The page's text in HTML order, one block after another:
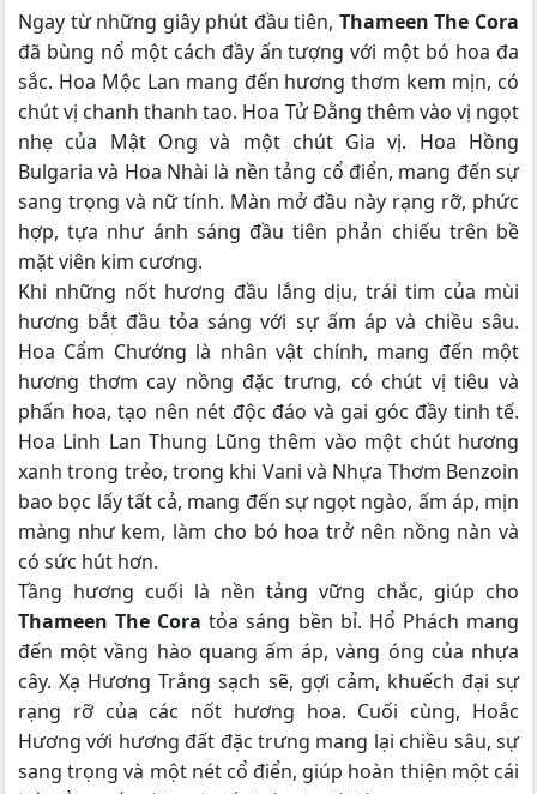
Ngay từ những giây phút đầu tiên, Thameen The Cora
đã bùng nổ một cách đầy ấn tượng với một bó hoa đa
sắc. Hoa Mộc Lan mang đến hương thơm kem mịn, có
chút vị chanh thanh tao. Hoa Tử Đằng thêm vào vị ngọt
nhẹ của Mật Ong và một chút Gia vị. Hoa Hồng
Bulgaria và Hoa Nhài là nền tảng cổ điển, mang đến sự
sang trọng và nữ tính. Màn mở đầu này rạng rỡ, phức
hợp, tựa như ánh sáng đầu tiên phản chiếu trên bề
mặt viên kim cương.
Khi những nốt hương đầu lắng dịu, trái tim của mùi
hương bắt đầu tỏa sáng với sự ấm áp và chiều sâu.
Hoa Cẩm Chướng là nhân vật chính, mang đến một
hương thơm cay nồng đặc trưng, có chút vị tiêu và
phấn hoa, tạo nên nét độc đáo và gai góc đầy tinh tế.
Hoa Linh Lan Thung Lũng thêm vào một chút hương
xanh trong trẻo, trong khi Vani và Nhựa Thơm Benzoin
bao bọc lấy tất cả, mang đến sự ngọt ngào, ấm áp, mịn
màng như kem, làm cho bó hoa trở nên nồng nàn và
có sức hút hơn.
Tầng hương cuối là nền tảng vững chắc, giúp cho
Thameen The Cora tỏa sáng bền bỉ. Hổ Phách mang
đến một vầng hào quang ấm áp, vàng óng của nhựa
cây. Xạ Hương Trắng sạch sẽ, gợi cảm, khuếch đại sự
rạng rỡ của các nốt hương hoa. Cuối cùng, Hoắc
Hương với hương đất đặc trưng mang lại chiều sâu, sự
sang trọng và một nét cổ điển, giúp hoàn thiện một cái